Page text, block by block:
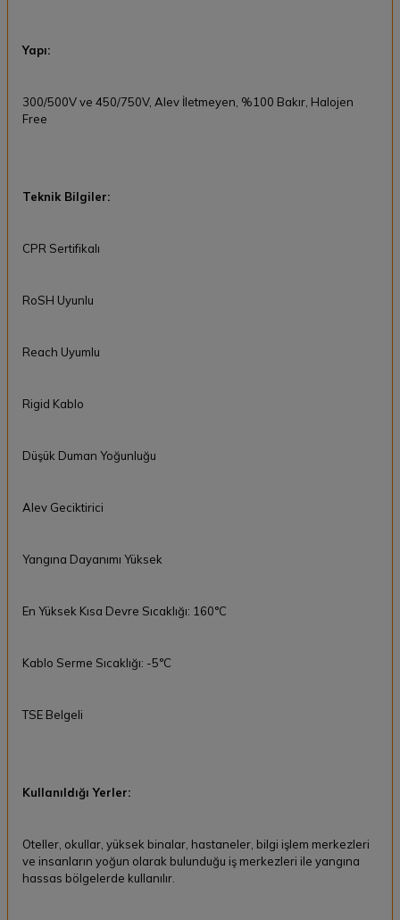
Yapı:
300/500V ve 450/750V, Alev İletmeyen, %100 Bakır, Halojen
Free
Teknik Bilgiler:
CPR Sertifikalı
RoSH Uyunlu
Reach Uyumlu
Rigid Kablo
Düşük Duman Yoğunluğu
Alev Geciktirici
Yangına Dayanımı Yüksek
En Yüksek Kısa Devre Sıcaklığı: 160°C
Kablo Serme Sıcaklığı: -5°C
TSE Belgeli
Kullanıldığı Yerler:
Oteller, okullar, yüksek binalar, hastaneler, bilgi işlem merkezleri
ve insanların yoğun olarak bulunduğu iş merkezleri ile yangına
hassas bölgelerde kullanılır.